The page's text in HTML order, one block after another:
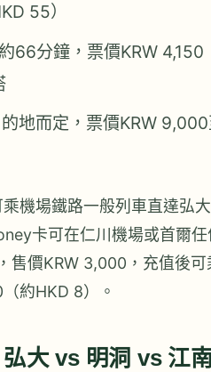
55）
66分鐘，票價KRW
地而定，票價KRW
機場鐵路一般列車直達弘
卡可在仁川機場或首爾
售價KRW 3,000，充值後
約HKD 8）。
大 vs 明洞 vs 江